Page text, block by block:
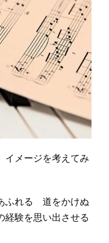
イメージを考えてみ
ふれる 道をかけぬ
経験を思い出させる